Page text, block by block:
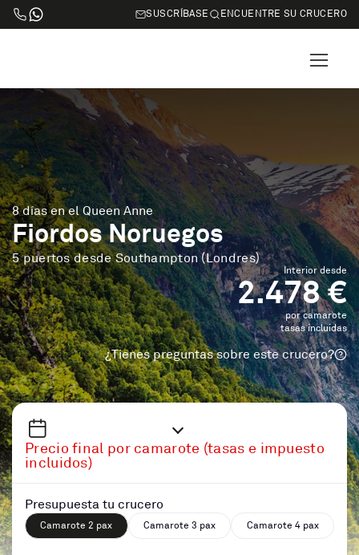
SUSCRÍBASE ENCUENTRE SU CRUCERO
8 días en el Queen Anne
Fiordos Noruegos
5 puertos desde Southampton (Londres)
Interior desde
2.478 €
por camarote
tasas incluidas
¿Tienes preguntas sobre este crucero?
Precio final por camarote (tasas e impuesto
incluidos)
Presupuesta tu crucero
Camarote 2 pax Camarote 3 pax Camarote 4 pax